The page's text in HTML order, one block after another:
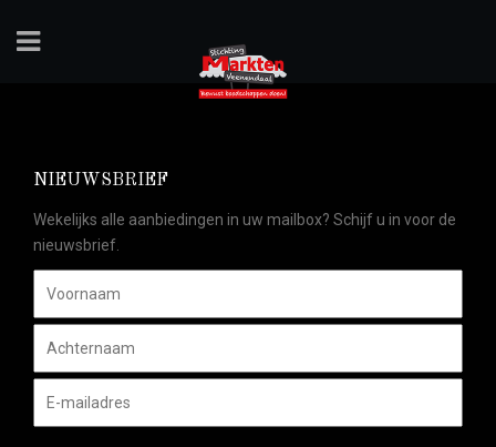
NIEUWSBRIEF
Wekelijks alle aanbiedingen in uw mailbox? Schijf u in voor de
nieuwsbrief.